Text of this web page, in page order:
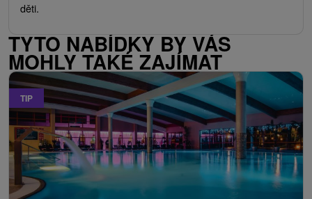
děti.
TYTO NABÍDKY BY VÁS
MOHLY TAKÉ ZAJÍMAT
TIP